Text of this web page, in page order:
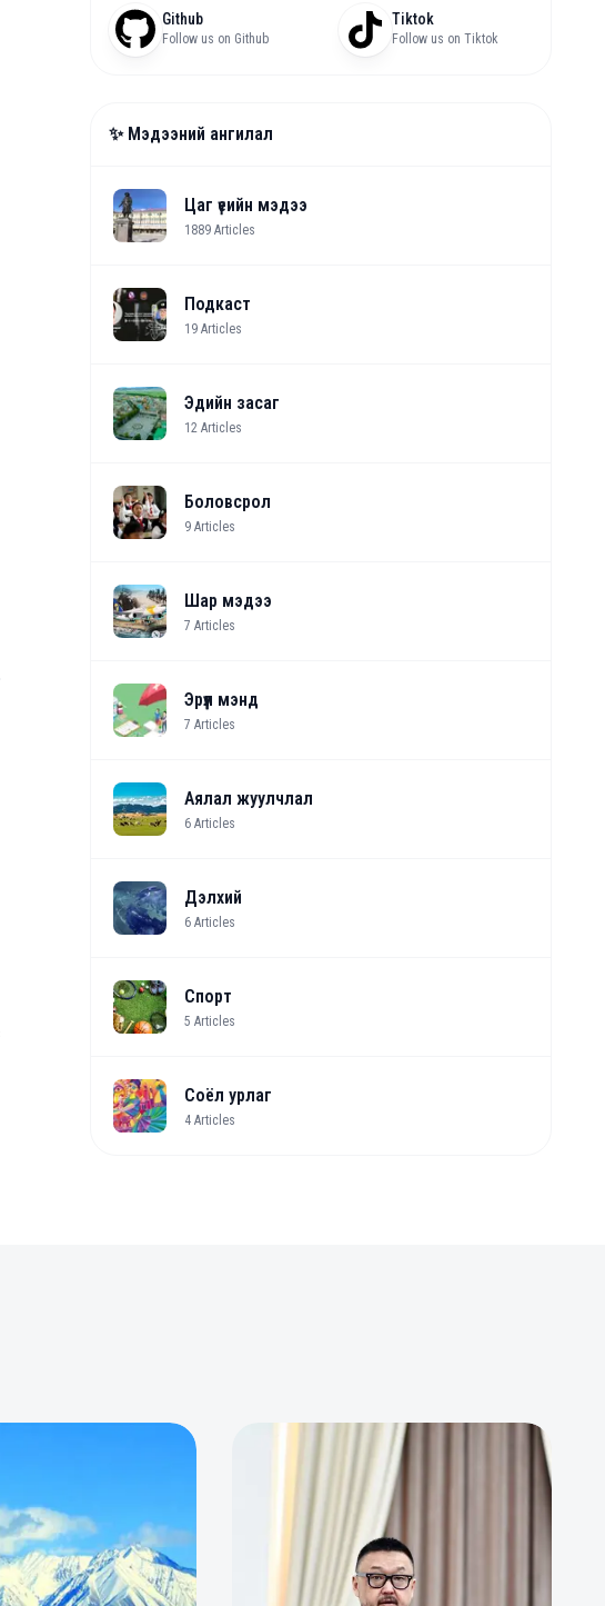
Github
Follow us on Github
Tiktok
Follow us on Tiktok
✨ Мэдээний ангилал
Цаг үеийн мэдээ
1889 Articles
Подкаст
19 Articles
Эдийн засаг
12 Articles
Боловсрол
9 Articles
Шар мэдээ
7 Articles
Эрүүл мэнд
7 Articles
Аялал жуулчлал
6 Articles
Дэлхий
6 Articles
Спорт
5 Articles
Соёл урлаг
4 Articles